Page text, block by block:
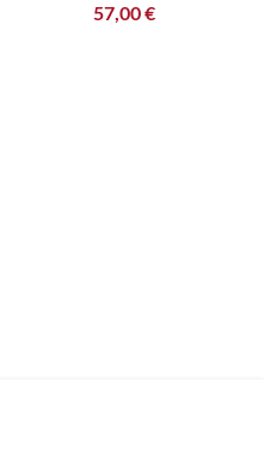
57,00 €